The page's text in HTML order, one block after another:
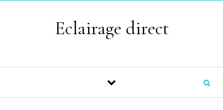
Eclairage direct